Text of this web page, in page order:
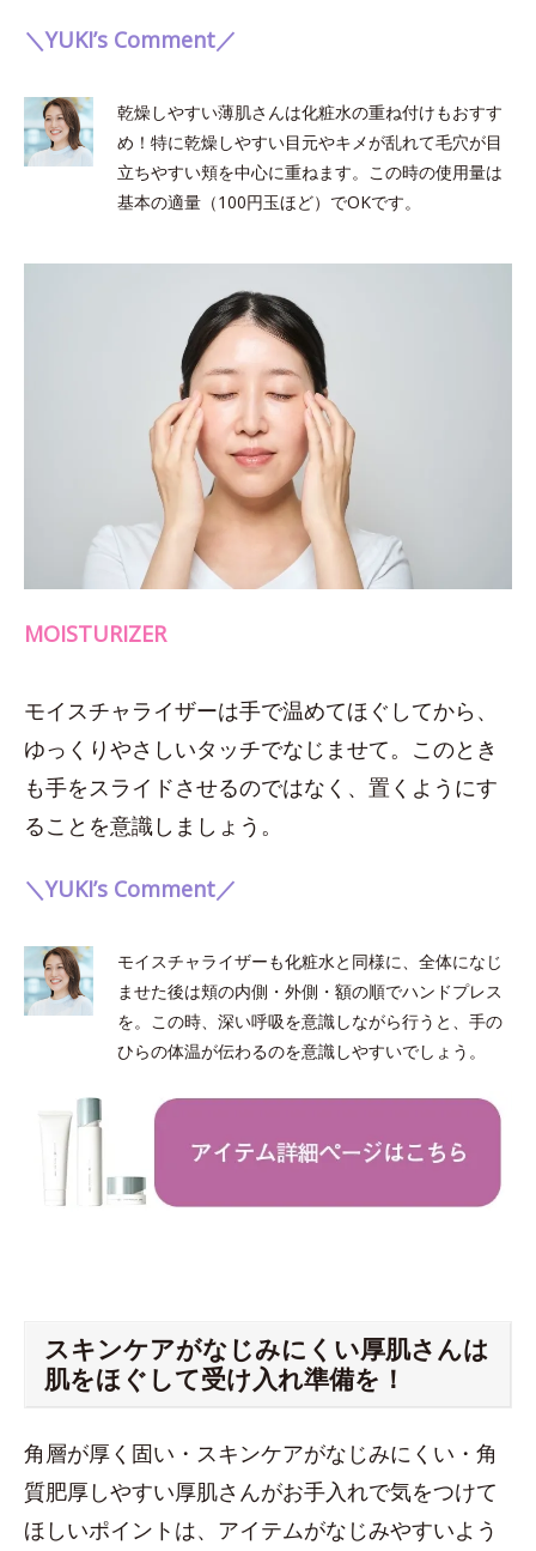
＼YUKI’s Comment／
乾燥しやすい薄肌さんは化粧水の重ね付けもおすす
め！特に乾燥しやすい目元やキメが乱れて毛穴が目
立ちやすい頬を中心に重ねます。この時の使用量は
基本の適量（100円玉ほど）でOKです。
MOISTURIZER
モイスチャライザーは手で温めてほぐしてから、
ゆっくりやさしいタッチでなじませて。このとき
も手をスライドさせるのではなく、置くようにす
ることを意識しましょう。
＼YUKI’s Comment／
モイスチャライザーも化粧水と同様に、全体になじ
ませた後は頬の内側・外側・額の順でハンドプレス
を。この時、深い呼吸を意識しながら行うと、手の
ひらの体温が伝わるのを意識しやすいでしょう。
スキンケアがなじみにくい厚肌さんは
肌をほぐして受け入れ準備を！
角層が厚く固い・スキンケアがなじみにくい・角
質肥厚しやすい厚肌さんがお手入れで気をつけて
ほしいポイントは、アイテムがなじみやすいよう